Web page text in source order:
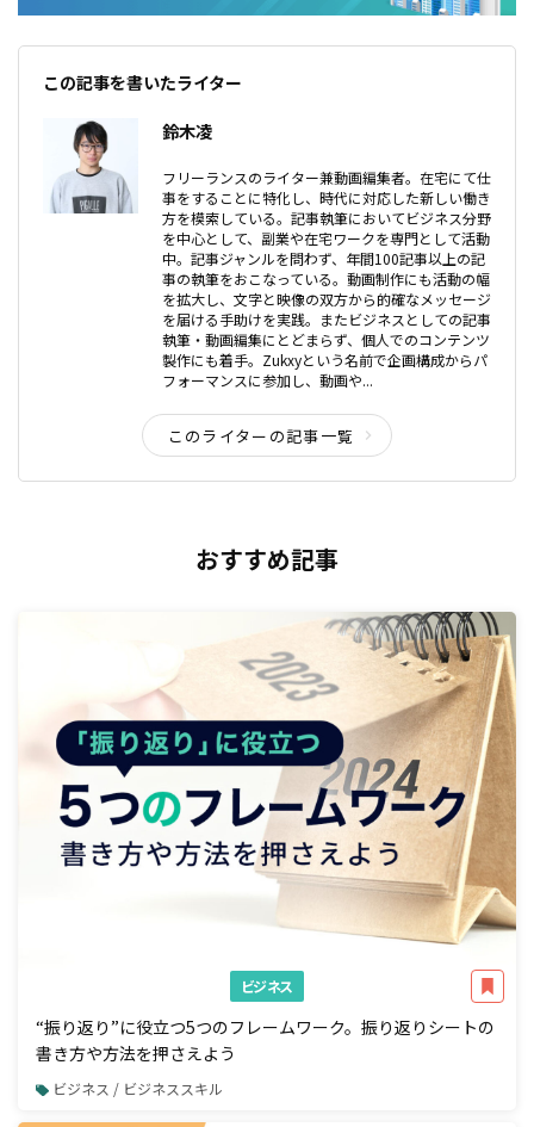
この記事を書いたライター
鈴木凌
フリーランスのライター兼動画編集者。在宅にて仕
事をすることに特化し、時代に対応した新しい働き
方を模索している。記事執筆においてビジネス分野
を中心として、副業や在宅ワークを専門として活動
中。記事ジャンルを問わず、年間100記事以上の記
事の執筆をおこなっている。動画制作にも活動の幅
を拡大し、文字と映像の双方から的確なメッセージ
を届ける手助けを実践。またビジネスとしての記事
執筆・動画編集にとどまらず、個人でのコンテンツ
製作にも着手。Zukxyという名前で企画構成からパ
フォーマンスに参加し、動画や...
このライターの記事一覧
おすすめ記事
ビジネス
“振り返り”に役立つ5つのフレームワーク。振り返りシートの
書き方や方法を押さえよう
ビジネス / ビジネススキル